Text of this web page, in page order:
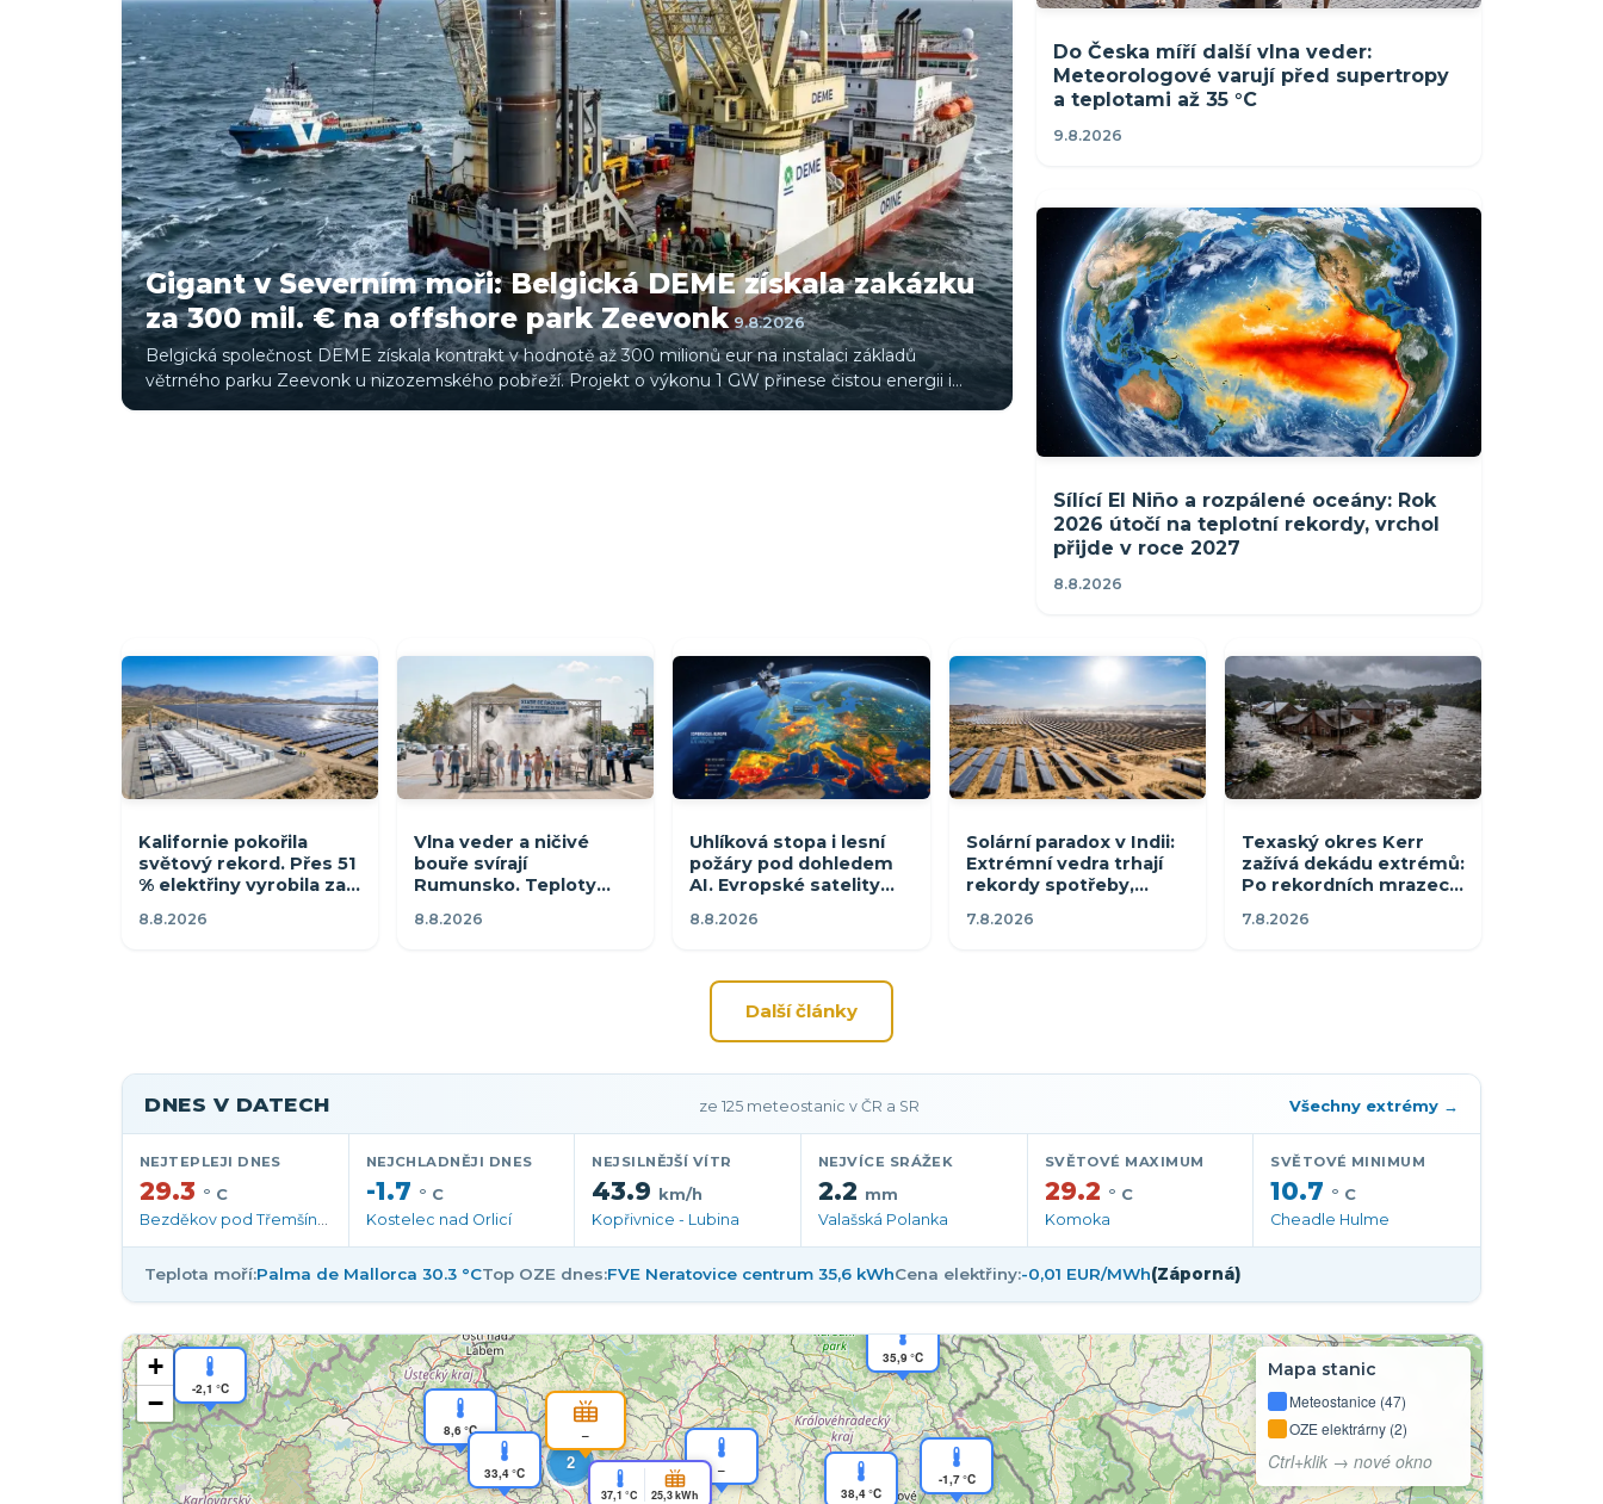
Gigant v Severním moři: Belgická DEME získala zakázku
za 300 mil. € na offshore park Zeevonk 9.8.2026
Belgická společnost DEME získala kontrakt v hodnotě až 300 milionů eur na instalaci základů
větrného parku Zeevonk u nizozemského pobřeží. Projekt o výkonu 1 GW přinese čistou energii i
zelený vodík.
Do Česka míří další vlna veder:
Meteorologové varují před supertropy
a teplotami až 35 °C
9.8.2026
Sílící El Niño a rozpálené oceány: Rok
2026 útočí na teplotní rekordy, vrchol
přijde v roce 2027
8.8.2026
Kalifornie pokořila
světový rekord. Přes 51
% elektřiny vyrobila za
8.8.2026
Vlna veder a ničivé
bouře svírají
Rumunsko. Teploty
vyhlásily červený kód
8.8.2026
Uhlíková stopa i lesní
požáry pod dohledem
AI. Evropské satelity
hodinách
8.8.2026
Solární paradox v Indii:
Extrémní vedra trhají
rekordy spotřeby,
neusvítí
7.8.2026
Texaský okres Kerr
zažívá dekádu extrémů:
Po rekordních mrazech
zničující povodně
7.8.2026
Další články
Meteostanice, aktuální počasí a meteorologie – i-meteo.cz
DNES V DATECH ze 125 meteostanic v ČR a SR Všechny extrémy →
NEJTEPLEJI DNES
29.3 ° C
NEJCHLADNĚJI DNES
-1.7 ° C
Kostelec nad Orlicí
NEJSILNĚJŠÍ VÍTR
43.9 km/h
Kopřivnice - Lubina
NEJVÍCE SRÁŽEK
2.2 mm
Valašská Polanka
SVĚTOVÉ MAXIMUM
29.2 ° C
Komoka
SVĚTOVÉ MINIMUM
10.7 ° C
Cheadle Hulme
Teplota moří:Palma de Mallorca 30.3 °CTop OZE dnes:FVE Neratovice centrum 35,6 kWhCena elektřiny:-0,01 EUR/MWh(Záporná)
37,1 °C 25,3 kWh
–
-2,1 °C
8,6 °C
33,4 °C 2
35,9 °C
–
38,4 °C
-1,7 °C
+
−
Mapa stanic
Meteostanice (47)
OZE elektrárny (2)
Ctrl+klik → nové okno